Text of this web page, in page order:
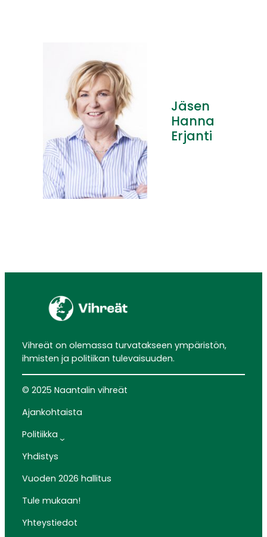
Jäsen
Hanna
Erjanti
Vihreät on olemassa turvatakseen ympäristön,
ihmisten ja politiikan tulevaisuuden.
© 2025 Naantalin vihreät
Ajankohtaista
Politiikka
Yhdistys
Vuoden 2026 hallitus
Tule mukaan!
Yhteystiedot